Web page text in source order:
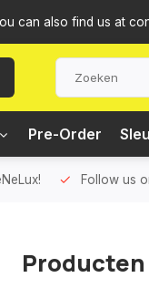
can also find us at
Pre-Order
Follow us